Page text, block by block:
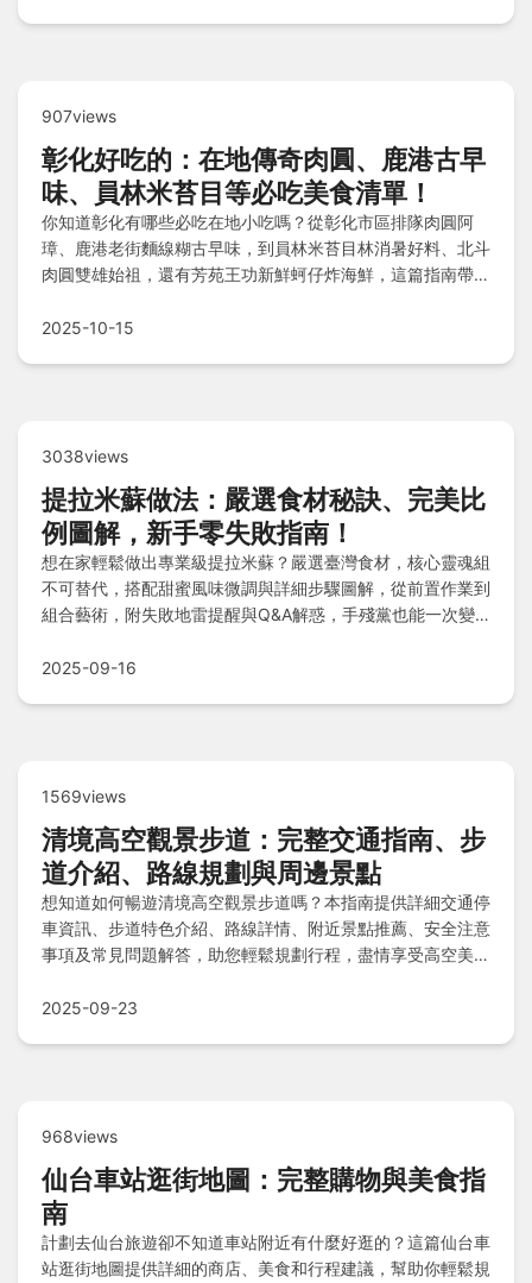
907views
彰化好吃的：在地傳奇肉圓、鹿港古早
味、員林米苔目等必吃美食清單！
你知道彰化有哪些必吃在地小吃嗎？從彰化市區排隊肉圓阿
璋、鹿港老街麵線糊古早味，到員林米苔目林消暑好料、北斗
肉圓雙雄始祖，還有芳苑王功新鮮蚵仔炸海鮮，這篇指南帶您
薦！
2025-10-15
3038views
提拉米蘇做法：嚴選食材秘訣、完美比
例圖解，新手零失敗指南！
想在家輕鬆做出專業級提拉米蘇？嚴選臺灣食材，核心靈魂組
不可替代，搭配甜蜜風味微調與詳細步驟圖解，從前置作業到
組合藝術，附失敗地雷提醒與Q&A解惑，手殘黨也能一次變
2025-09-16
1569views
清境高空觀景步道：完整交通指南、步
道介紹、路線規劃與周邊景點
想知道如何暢遊清境高空觀景步道嗎？本指南提供詳細交通停
車資訊、步道特色介紹、路線詳情、附近景點推薦、安全注意
事項及常見問題解答，助您輕鬆規劃行程，盡情享受高空美景
2025-09-23
968views
仙台車站逛街地圖：完整購物與美食指
南
計劃去仙台旅遊卻不知道車站附近有什麼好逛的？這篇仙台車
站逛街地圖提供詳細的商店、美食和行程建議，幫助你輕鬆規